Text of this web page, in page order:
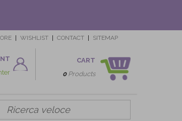
WISHLIST CONTACT SITEMAP
CART
0Products